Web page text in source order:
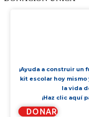
¡Ayuda a construir un
kit escolar hoy
la vida
¡Haz clic aquí
DONAR